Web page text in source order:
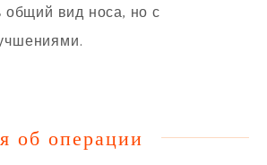
общий вид носа, но с
об операции